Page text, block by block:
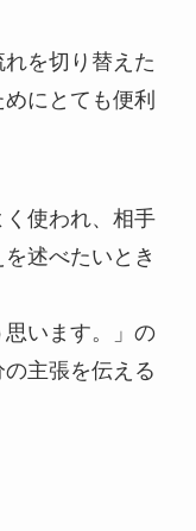
を切り替えた
にとても便利
く使われ、相手
述べたいとき
思います。」の
主張を伝える